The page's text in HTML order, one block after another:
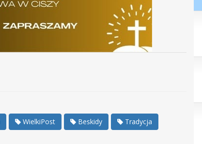
WielkiPost Beskidy Tradycja